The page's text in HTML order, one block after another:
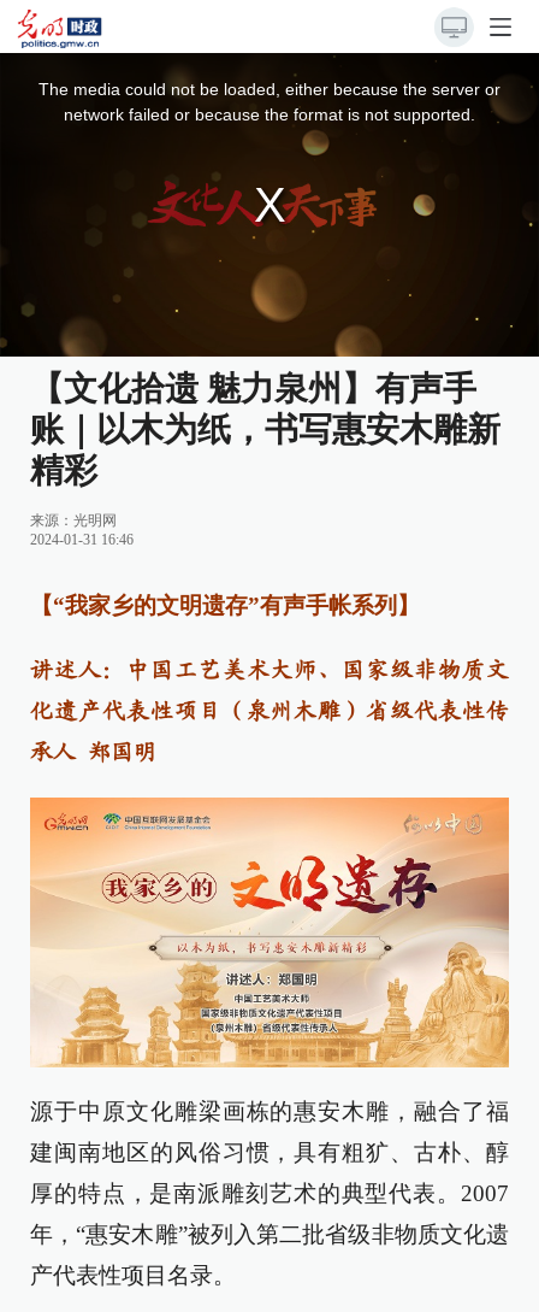
The media could not be loaded, either because the server or
network failed or because the format is not supported.
【文化拾遗 魅力泉州】有声手
账｜以木为纸，书写惠安木雕新
精彩
来源： 光明网
2024-01-31 16:46
【“我家乡的文明遗存”有声手帐系列】
讲述人：中国工艺美术大师、国家级非物质文
化遗产代表性项目（泉州木雕）省级代表性传
承人 郑国明
源于中原文化雕梁画栋的惠安木雕，融合了福
建闽南地区的风俗习惯，具有粗犷、古朴、醇
厚的特点，是南派雕刻艺术的典型代表。2007
年，“惠安木雕”被列入第二批省级非物质文化遗
产代表性项目名录。